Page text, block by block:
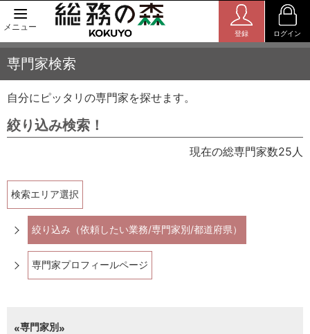
メニュー
登録 ログイン
専門家検索
自分にピッタリの専門家を探せます。
絞り込み検索！
現在の総専門家数25人
検索エリア選択
絞り込み（依頼したい業務/専門家別/都道府県）
専門家プロフィールページ
専門家別